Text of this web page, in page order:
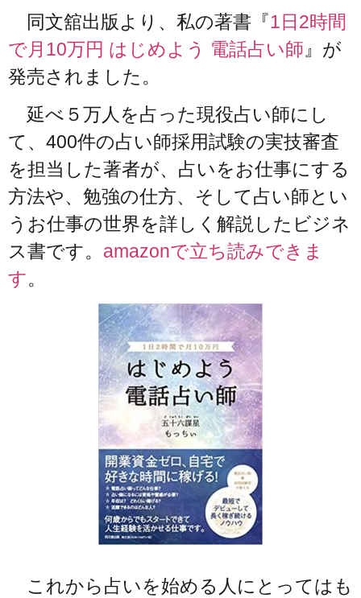
同文舘出版より、私の著書『1日2時間
で月10万円 はじめよう 電話占い師 』が
発売されました。
延べ５万人を占った現役占い師にし
て、400件の占い師採用試験の実技審査
を担当した著者が、占いをお仕事にする
方法や、勉強の仕方、そして占い師とい
うお仕事の世界を詳しく解説したビジネ
ス書です。 amazonで立ち読みできま
す。
これから占いを始める人にとってはも